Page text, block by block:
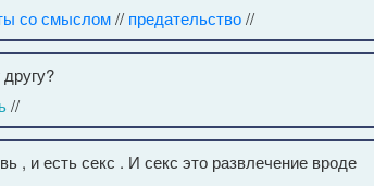
со смыслом// предательство//
//
, и есть секс . И секс это развлечение вроде